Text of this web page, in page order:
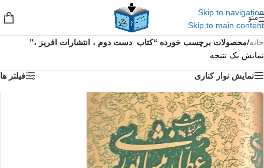
Skip to navigation
Skip to main content
منو
خانه/محصولات برچسب خورده “کتاب دست دوم ، انتشارات افریز ،”
نمایش یک نتیجه
نمایش نوار کناری فیلتر ها